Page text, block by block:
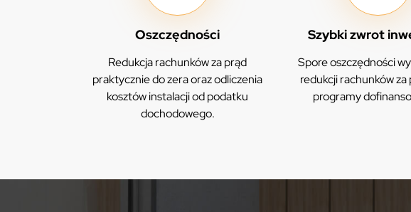
Oszczędności
Redukcja rachunków za prąd
praktycznie do zera oraz odliczenia
kosztów instalacji od podatku
dochodowego.
Szybki zwrot
Spore oszczędności
redukcji rachunków za
programy